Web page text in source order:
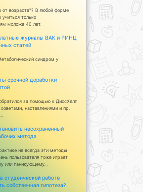
от возраста"? В любой форме
учиться только
моложе 40 лет.
журналы ВАК и РИНЦ
статей
синдром у
срочной доработки
за помощью к ДиссХелп
наставлениями и пр.
несохраненный
метода
не всегда эти методы
пользователя тоже играет
или паникующему…
студенческой работе
собственная гипотеза?